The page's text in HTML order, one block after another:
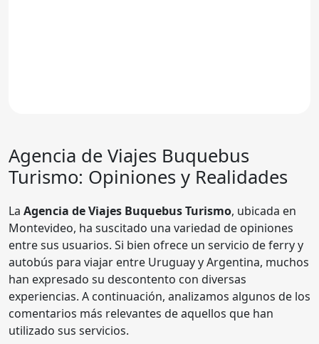
Agencia de Viajes Buquebus
Turismo: Opiniones y Realidades
La Agencia de Viajes Buquebus Turismo, ubicada en
Montevideo, ha suscitado una variedad de opiniones
entre sus usuarios. Si bien ofrece un servicio de ferry y
autobús para viajar entre Uruguay y Argentina, muchos
han expresado su descontento con diversas
experiencias. A continuación, analizamos algunos de los
comentarios más relevantes de aquellos que han
utilizado sus servicios.